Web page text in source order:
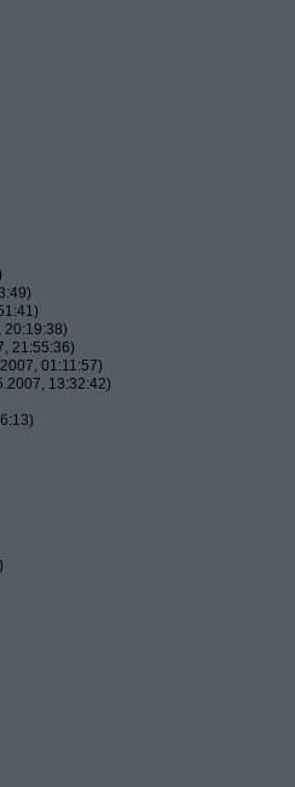
20:19:38)
21:55:36)
01:11:57)
13:32:42)